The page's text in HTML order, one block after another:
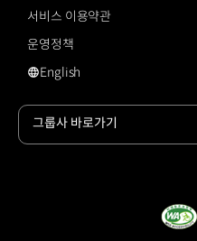
서비스 이용약관
운영정책
#더 뉴 스포티지
English
그룹사 바로가기